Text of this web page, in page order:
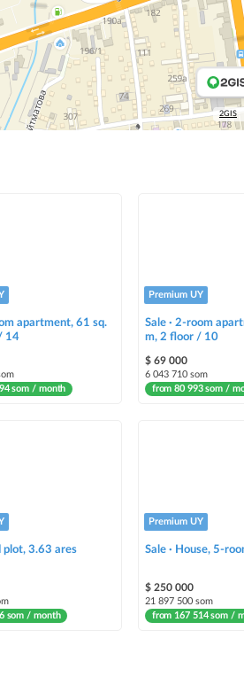
2GIS
apartment, 61 sq.
14
som / month
Premium UY
Sale · 2-room
m, 2 floor / 10
$ 69 000
6 043 710 som
from 80 993 som /
plot, 3.63 ares
som / month
Premium UY
Sale · House, 5-
$ 250 000
21 897 500 som
from 167 514 som /